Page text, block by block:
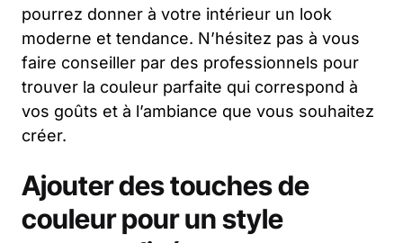
pourrez donner à votre intérieur un look
moderne et tendance. N’hésitez pas à vous
faire conseiller par des professionnels pour
trouver la couleur parfaite qui correspond à
vos goûts et à l’ambiance que vous souhaitez
créer.
Ajouter des touches de
couleur pour un style